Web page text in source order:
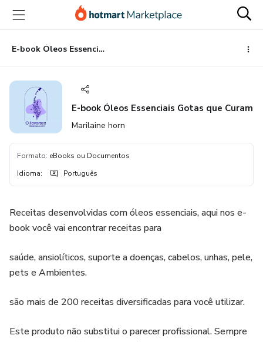
para
conteúdo
principal
para
pagamento
para
rodapé
E-book Óleos Essenciais Gotas que Curam
E-book Óleos Essenciais Gotas que Curam
Marilaine horn
Formato: eBooks ou Documentos
Idioma: Português
Receitas desenvolvidas com óleos essenciais, aqui nos e-
book você vai encontrar receitas para
saúde, ansiolíticos, suporte a doenças, cabelos, unhas, pele,
pets e Ambientes.
são mais de 200 receitas diversificadas para você utilizar.
Este produto não substitui o parecer profissional. Sempre